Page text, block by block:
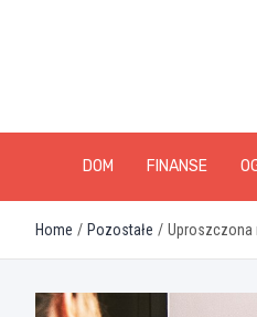
DOM FINANSE
Home Pozostałe Uproszczona